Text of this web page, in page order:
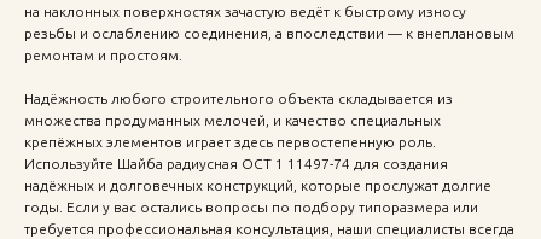
на наклонных поверхностях зачастую ведёт к быстрому износу
резьбы и ослаблению соединения, а впоследствии — к внеплановым
ремонтам и простоям.
Надёжность любого строительного объекта складывается из
множества продуманных мелочей, и качество специальных
крепёжных элементов играет здесь первостепенную роль.
Используйте Шайба радиусная ОСТ 1 11497-74 для создания
надёжных и долговечных конструкций, которые прослужат долгие
годы. Если у вас остались вопросы по подбору типоразмера или
требуется профессиональная консультация, наши специалисты всегда